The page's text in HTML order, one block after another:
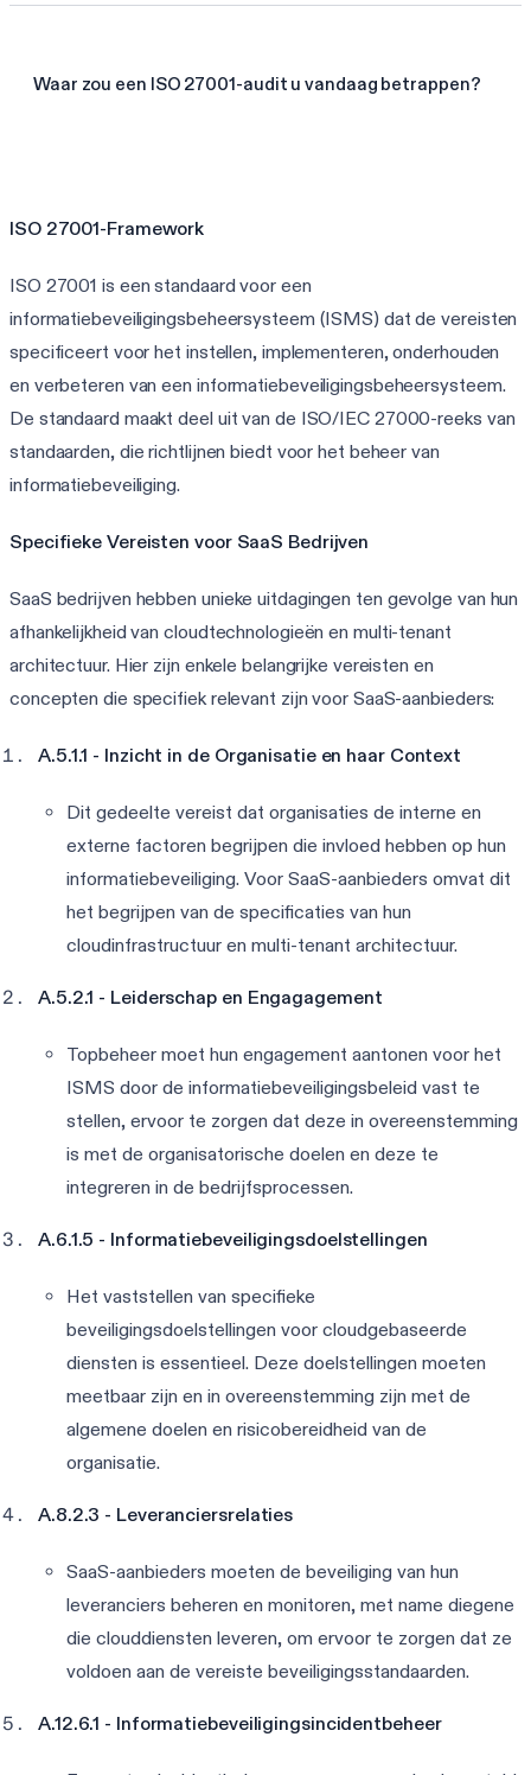
Waar zou een ISO 27001-audit u vandaag betrappen?
ISO 27001-Framework
ISO 27001 is een standaard voor een
informatiebeveiligingsbeheersysteem (ISMS) dat de vereisten
specificeert voor het instellen, implementeren, onderhouden
en verbeteren van een informatiebeveiligingsbeheersysteem.
De standaard maakt deel uit van de ISO/IEC 27000-reeks van
standaarden, die richtlijnen biedt voor het beheer van
informatiebeveiliging.
Specifieke Vereisten voor SaaS Bedrijven
SaaS bedrijven hebben unieke uitdagingen ten gevolge van hun
afhankelijkheid van cloudtechnologieën en multi-tenant
architectuur. Hier zijn enkele belangrijke vereisten en
concepten die specifiek relevant zijn voor SaaS-aanbieders:
A.5.1.1 - Inzicht in de Organisatie en haar Context
Dit gedeelte vereist dat organisaties de interne en
externe factoren begrijpen die invloed hebben op hun
informatiebeveiliging. Voor SaaS-aanbieders omvat dit
het begrijpen van de specificaties van hun
cloudinfrastructuur en multi-tenant architectuur.
A.5.2.1 - Leiderschap en Engagagement
Topbeheer moet hun engagement aantonen voor het
ISMS door de informatiebeveiligingsbeleid vast te
stellen, ervoor te zorgen dat deze in overeenstemming
is met de organisatorische doelen en deze te
integreren in de bedrijfsprocessen.
A.6.1.5 - Informatiebeveiligingsdoelstellingen
Het vaststellen van specifieke
beveiligingsdoelstellingen voor cloudgebaseerde
diensten is essentieel. Deze doelstellingen moeten
meetbaar zijn en in overeenstemming zijn met de
algemene doelen en risicobereidheid van de
organisatie.
A.8.2.3 - Leveranciersrelaties
SaaS-aanbieders moeten de beveiliging van hun
leveranciers beheren en monitoren, met name diegene
die clouddiensten leveren, om ervoor te zorgen dat ze
voldoen aan de vereiste beveiligingsstandaarden.
A.12.6.1 - Informatiebeveiligingsincidentbeheer